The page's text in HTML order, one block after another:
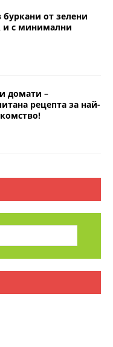
от зелени
и с минимални
домати –
рецепта за най-